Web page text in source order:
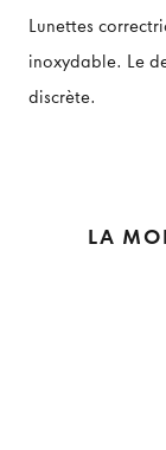
Lunettes
inoxydable. Le
discrète.
LA